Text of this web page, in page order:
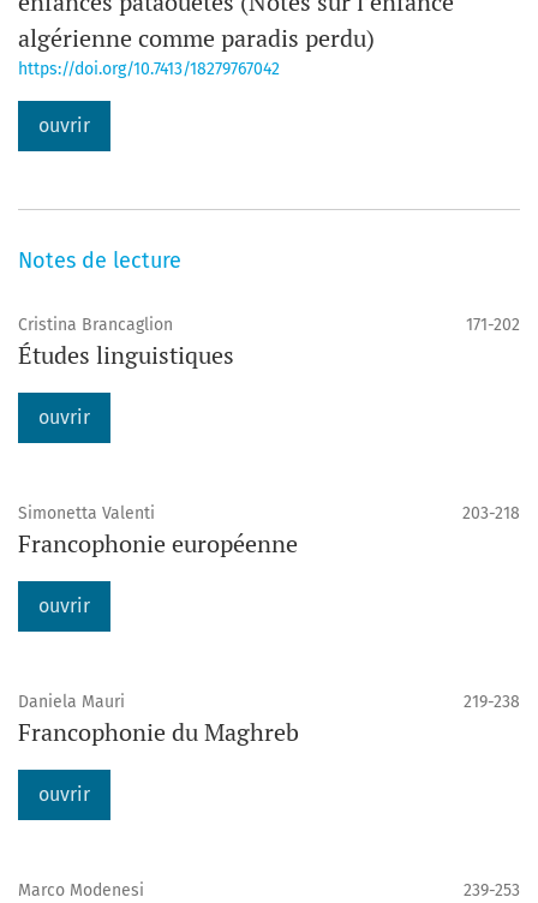
algérienne comme paradis perdu)
https://doi.org/10.7413/18279767042
ouvrir
Notes de lecture
Cristina Brancaglion 171-202
Études linguistiques
ouvrir
Simonetta Valenti 203-218
Francophonie européenne
ouvrir
Daniela Mauri 219-238
Francophonie du Maghreb
ouvrir
Marco Modenesi 239-253